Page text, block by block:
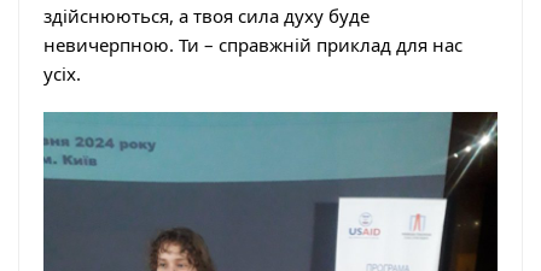
здійснюються, а твоя сила духу буде
невичерпною. Ти – справжній приклад для нас
усіх.